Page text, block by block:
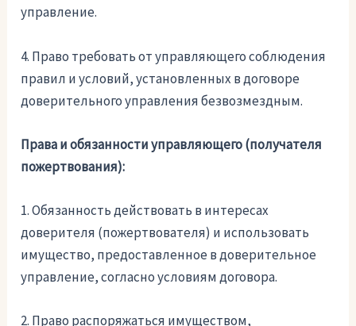
управление.
4. Право требовать от управляющего соблюдения
правил и условий, установленных в договоре
доверительного управления безвозмездным.
Права и обязанности управляющего (получателя
пожертвования):
1. Обязанность действовать в интересах
доверителя (пожертвователя) и использовать
имущество, предоставленное в доверительное
управление, согласно условиям договора.
2. Право распоряжаться имуществом,